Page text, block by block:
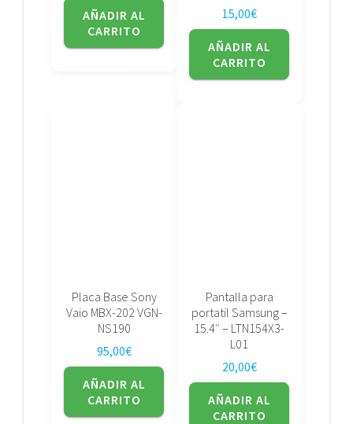
AÑADIR AL
CARRITO
15,00€
AÑADIR AL
CARRITO
Placa Base Sony
Vaio MBX-202 VGN-
NS190
95,00€
AÑADIR AL
CARRITO
Pantalla para
portatil Samsung –
15.4″ – LTN154X3-
L01
20,00€
AÑADIR AL
CARRITO